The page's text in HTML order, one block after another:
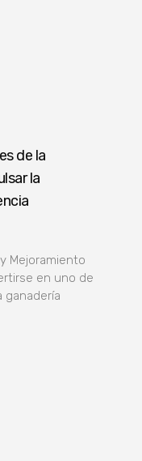
de la
la
Mejoramiento
en uno de
ganadería